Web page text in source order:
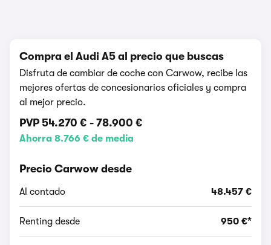
Compra el Audi A5 al precio que buscas
Disfruta de cambiar de coche con Carwow, recibe las
mejores ofertas de concesionarios oficiales y compra
al mejor precio.
PVP 54.270 € - 78.900 €
Ahorra 8.766 € de media
Precio Carwow desde
Al contado 48.457 €
Renting desde 950 €*